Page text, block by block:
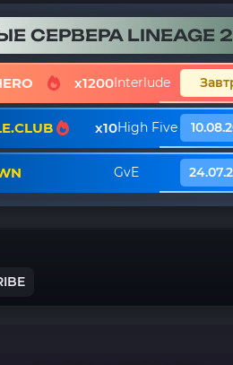
СЕРВЕРА LINEAGE 2
x1200Interlude
x10High Five
GvE